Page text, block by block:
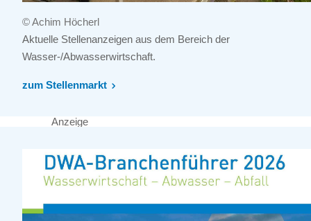
© Achim Höcherl
Aktuelle Stellenanzeigen aus dem Bereich der
Wasser-/Abwasserwirtschaft.
zum Stellenmarkt
Anzeige